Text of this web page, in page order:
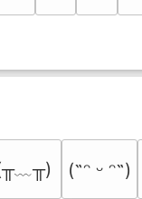
(˶ᵔ ᵕ ᵔ˶)